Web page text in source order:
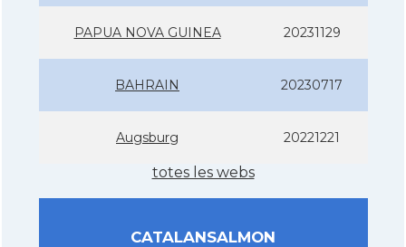
PAPUA NOVA GUINEA 20231129
BAHRAIN 20230717
Augsburg 20221221
totes les webs
CATALANSALMON